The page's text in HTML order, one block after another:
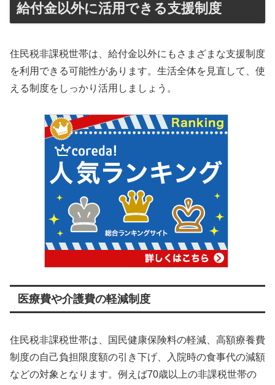
給付金以外に活用できる支援制度
住民税非課税世帯は、給付金以外にもさまざまな支援制度
を利用できる可能性があります。生活全体を見直して、使
える制度をしっかり活用しましょう。
医療費や介護費の軽減制度
住民税非課税世帯は、国民健康保険料の軽減、高額療養費
制度の自己負担限度額の引き下げ、入院時の食事代の減額
などの対象となります。例えば70歳以上の非課税世帯の